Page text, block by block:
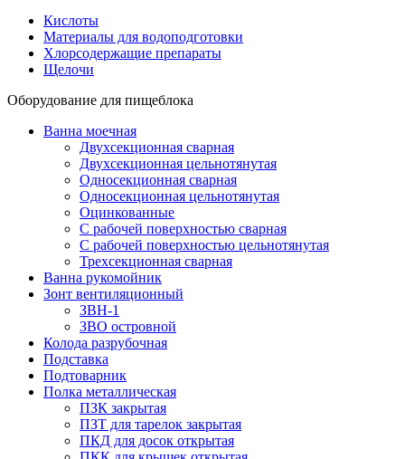
Кислоты
Материалы для водоподготовки
Хлорсодержащие препараты
Щелочи
Оборудование для пищеблока
Ванна моечная
Двухсекционная сварная
Двухсекционная цельнотянутая
Односекционная сварная
Односекционная цельнотянутая
Оцинкованные
С рабочей поверхностью сварная
С рабочей поверхностью цельнотянутая
Трехсекционная сварная
Ванна рукомойник
Зонт вентиляционный
ЗВН-1
ЗВО островной
Колода разрубочная
Подставка
Подтоварник
Полка металлическая
ПЗК закрытая
ПЗТ для тарелок закрытая
ПКД для досок открытая